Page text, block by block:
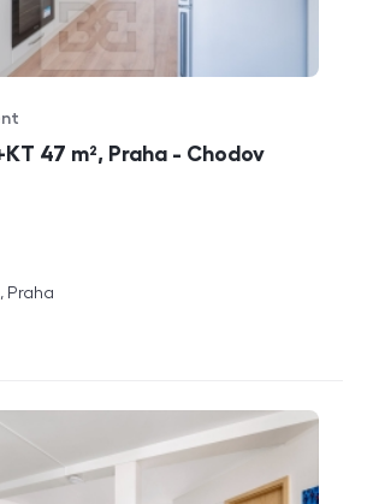
47 m², Praha - Chodov
Praha